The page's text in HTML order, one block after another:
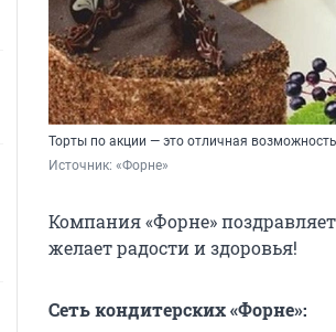
Торты по акции — это отличная
Источник: «Форне»
Компания «Форне»
желает радости и здоровья!
Сеть кондитерских «Форне»: